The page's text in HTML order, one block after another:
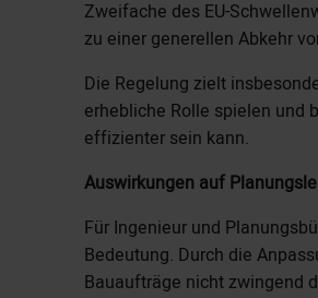
Zweifache des EU-
zu einer generellen Abkehr
Die Regelung zielt
erhebliche Rolle spielen und
effizienter sein kann.
Auswirkungen auf
Für Ingenieur und
Bedeutung. Durch die
Bauaufträge nicht zwingend